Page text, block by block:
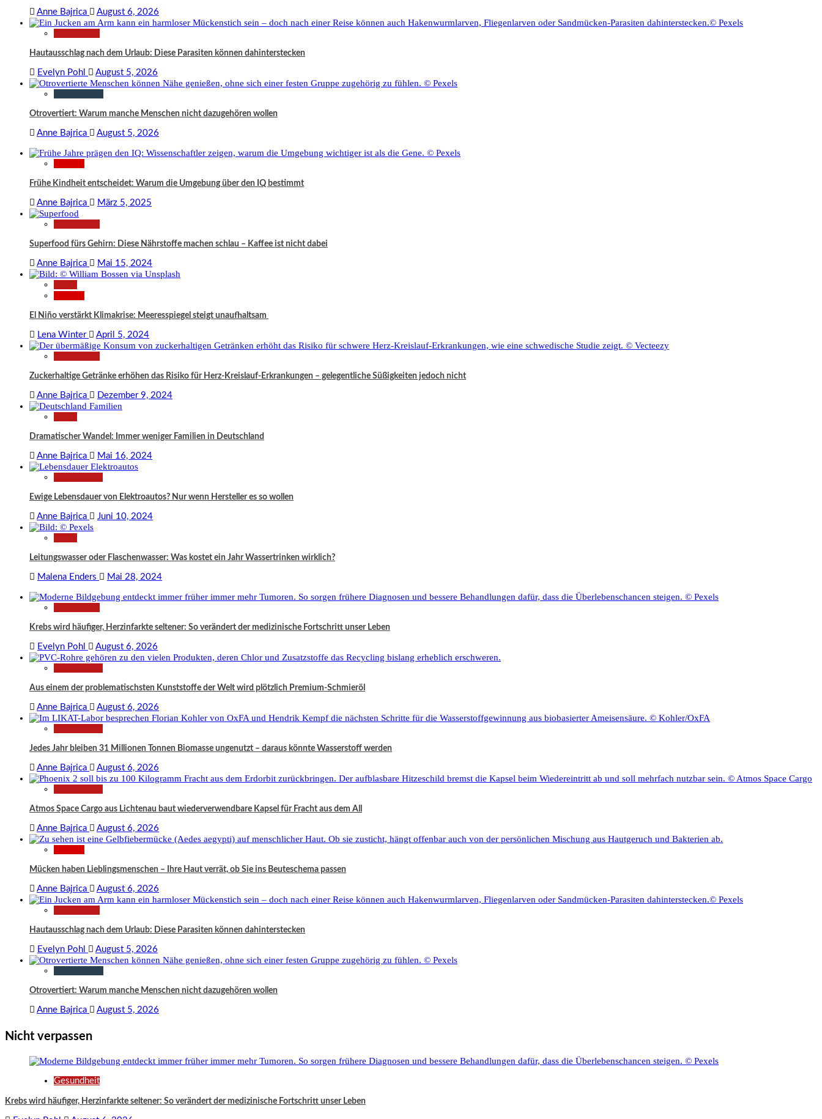
Anne Bajrica August 6, 2026
Hautausschlag nach dem Urlaub: Diese Parasiten können dahinterstecken
Evelyn Pohl August 5, 2026
Otrovertiert: Warum manche Menschen nicht dazugehören wollen
Anne Bajrica August 5, 2026
Frühe Kindheit entscheidet: Warum die Umgebung über den IQ bestimmt
Anne Bajrica März 5, 2025
Superfood fürs Gehirn: Diese Nährstoffe machen schlau – Kaffee ist nicht dabei
Anne Bajrica Mai 15, 2024
El Niño verstärkt Klimakrise: Meeresspiegel steigt unaufhaltsam
Lena Winter April 5, 2024
Zuckerhaltige Getränke erhöhen das Risiko für Herz-Kreislauf-Erkrankungen – gelegentliche Süßigkeiten jedoch nicht
Anne Bajrica Dezember 9, 2024
Dramatischer Wandel: Immer weniger Familien in Deutschland
Anne Bajrica Mai 16, 2024
Ewige Lebensdauer von Elektroautos? Nur wenn Hersteller es so wollen
Anne Bajrica Juni 10, 2024
Leitungswasser oder Flaschenwasser: Was kostet ein Jahr Wassertrinken wirklich?
Malena Enders Mai 28, 2024
Krebs wird häufiger, Herzinfarkte seltener: So verändert der medizinische Fortschritt unser Leben
Evelyn Pohl August 6, 2026
Aus einem der problematischsten Kunststoffe der Welt wird plötzlich Premium-Schmieröl
Anne Bajrica August 6, 2026
Jedes Jahr bleiben 31 Millionen Tonnen Biomasse ungenutzt – daraus könnte Wasserstoff werden
Anne Bajrica August 6, 2026
Atmos Space Cargo aus Lichtenau baut wiederverwendbare Kapsel für Fracht aus dem All
Anne Bajrica August 6, 2026
Mücken haben Lieblingsmenschen – Ihre Haut verrät, ob Sie ins Beuteschema passen
Anne Bajrica August 6, 2026
Hautausschlag nach dem Urlaub: Diese Parasiten können dahinterstecken
Evelyn Pohl August 5, 2026
Otrovertiert: Warum manche Menschen nicht dazugehören wollen
Anne Bajrica August 5, 2026
Nicht verpassen
Gesundheit
Krebs wird häufiger, Herzinfarkte seltener: So verändert der medizinische Fortschritt unser Leben